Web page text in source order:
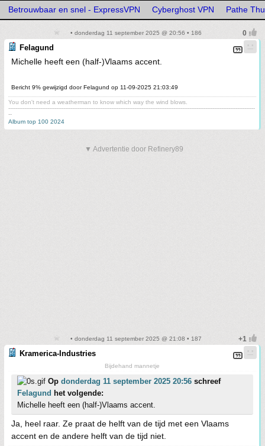
Betrouwbaar en snel - ExpressVPN Cyberghost VPN Pathe
• donderdag 11 september 2025 @ 20:56 • 186
Felagund
Michelle heeft een (half-)Vlaams accent.
Bericht 9% gewijzigd door Felagund op 11-09-2025 21:03:49
You don't need a weatherman to know which way the wind blows.
-------------------------------------------------------------------------------------------------------------------------------------------
--
Album top 100 2024
▼ Advertentie door Refinery89
• donderdag 11 september 2025 @ 21:08 • 187
Kramerica-Industries
Bijdehand mannetje
Op donderdag 11 september 2025 20:56 schreef
Felagund het volgende:
Michelle heeft een (half-)Vlaams accent.
Ja, heel raar. Ze praat de helft van de tijd met een Vlaams
accent en de andere helft van de tijd niet.